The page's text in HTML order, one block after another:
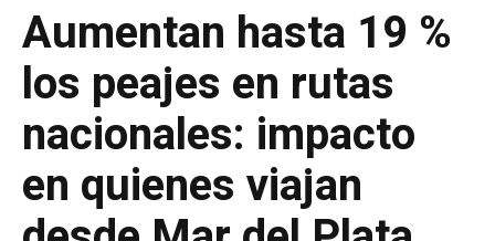
Aumentan hasta 19 %
los peajes en rutas
nacionales: impacto
en quienes viajan